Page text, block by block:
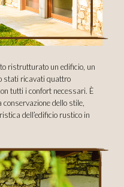
ristrutturato un edificio, un
stati ricavati quattro
tutti i confort necessari. È
dello stile,
dell’edificio rustico in
COOKIE?
volta che visiti un sito web.
abilitati di default, in fondo a